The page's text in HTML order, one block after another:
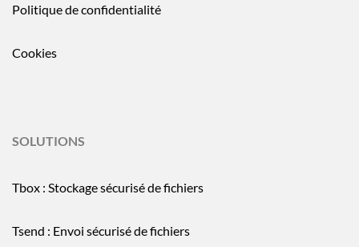
Politique de confidentialité
Cookies
SOLUTIONS
Tbox : Stockage sécurisé de fichiers
Tsend : Envoi sécurisé de fichiers